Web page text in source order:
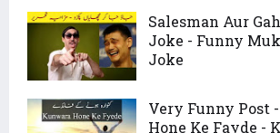
Salesman Aur
Joke - Funny
Joke
Very Funny Post
Hone Ke Fayde -